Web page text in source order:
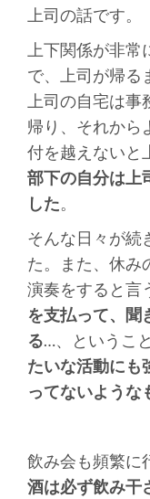
上司の話です。
上下関係が非
で、上司が帰る
上司の自宅は
帰り、それから
付を越えないと
部下の自分は上
した。
そんな日々が続
た。また、休み
演奏をすると言
を支払って、聞
る…、というこ
たいな活動にも
ってないような
飲み会も頻繁に
酒は必ず飲み干